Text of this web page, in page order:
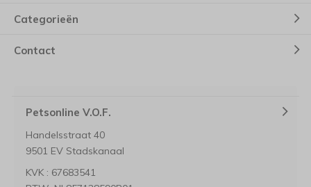
Categorieën
Contact
Petsonline V.O.F.
Handelsstraat 40
9501 EV Stadskanaal
KVK : 67683541